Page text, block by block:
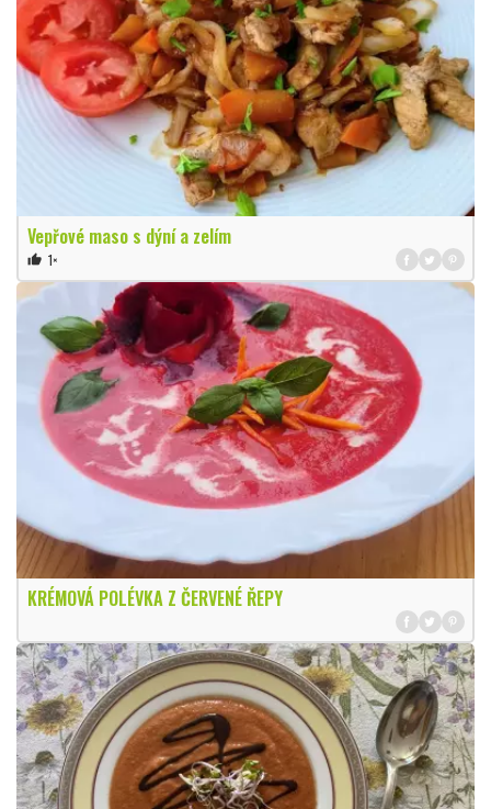
Vepřové maso s dýní a zelím
thumb_up 1×
KRÉMOVÁ POLÉVKA Z ČERVENÉ ŘEPY